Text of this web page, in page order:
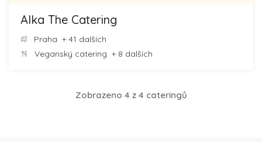
Alka The Catering
Praha + 41 dalších
Veganský catering + 8 dalších
Zobrazeno 4 z 4 cateringů